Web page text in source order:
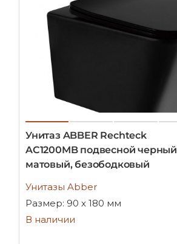
Унитаз ABBER Rechteck
AC1200MB подвесной черный
матовый, безободковый
Унитазы Abber
Размер: 90 х 180 мм
В наличии